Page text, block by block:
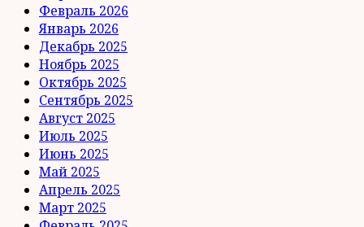
Февраль 2026
Январь 2026
Декабрь 2025
Ноябрь 2025
Октябрь 2025
Сентябрь 2025
Август 2025
Июль 2025
Июнь 2025
Май 2025
Апрель 2025
Март 2025